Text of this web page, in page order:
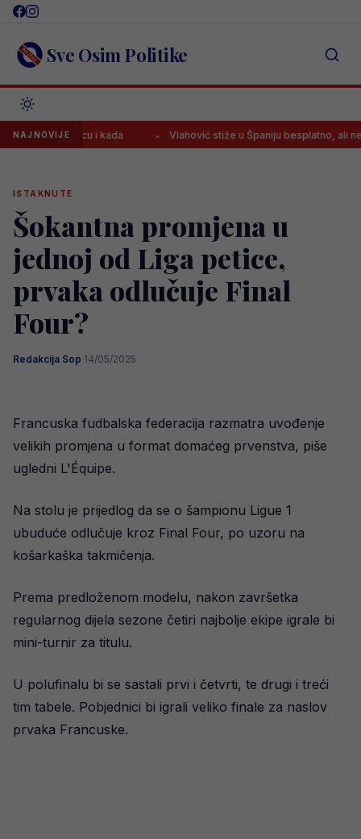
Skip
content Sve Osim Politike
NAJNOVIJE
i kada Vlahović stiže u Španiju besplatno, ali ne u
ISTAKNUTE
Šokantna promjena u
jednoj od Liga petice,
prvaka odlučuje Final
Four?
Redakcija Sop·14/05/2025
Francuska fudbalska federacija razmatra uvođenje
velikih promjena u format domaćeg prvenstva, piše
ugledni L'Équipe.
Na stolu je prijedlog da se o šampionu Ligue 1
ubuduće odlučuje kroz Final Four, po uzoru na
košarkaška takmičenja.
Prema predloženom modelu, nakon završetka
regularnog dijela sezone četiri najbolje ekipe igrale bi
mini-turnir za titulu.
U polufinalu bi se sastali prvi i četvrti, te drugi i treći
tim tabele. Pobjednici bi igrali veliko finale za naslov
prvaka Francuske.